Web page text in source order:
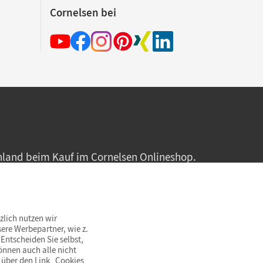
Cornelsen bei
beim Kauf im Cornelsen Onlineshop.
nutzen wir
Werbepartner, wie z.
Sie selbst,
auch alle nicht
den Link „Cookies